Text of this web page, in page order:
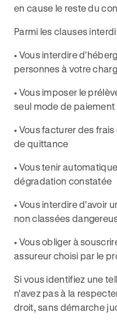
en cause le reste du
Parmi les clauses
• Vous interdire
personnes à votre
• Vous imposer le
seul mode de paiement
• Vous facturer des
de quittance
• Vous tenir
dégradation constatée
• Vous interdire d'avoir
non classées
• Vous obliger à
assureur choisi par le
Si vous identifiez une
n'avez pas à la
droit, sans démarche